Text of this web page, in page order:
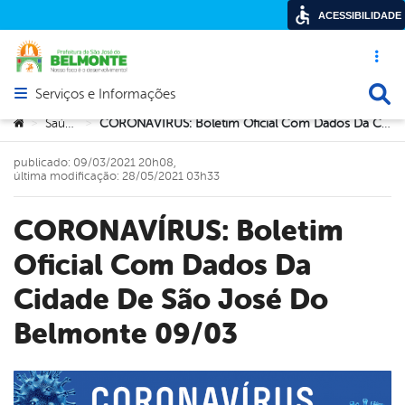
Acesso
Abrir menu principal de navegação
Serviços e Informações
Você está aqui:
> Saúde > CORONAVÍRUS: Boletim Oficial Com Dados Da Cidade De São José Do Belmonte 09/03
CORONAVÍRUS: Boletim
Oficial Com Dados Da
Cidade De São José Do
Belmonte 09/03
publicado: 09/03/2021 20h08,
última modificação: 28/05/2021 03h33
ACESSIBILIDADE